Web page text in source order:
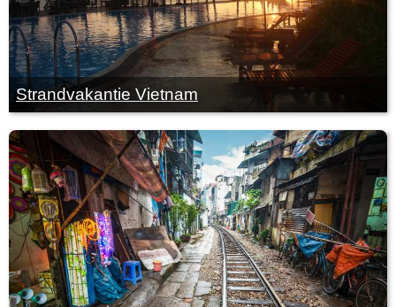
Strandvakantie Vietnam